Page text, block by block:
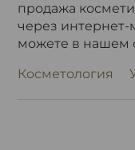
продажа
через
можете в нашем
Косметология